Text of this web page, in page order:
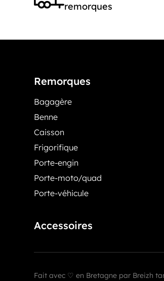
remorques
Remorques
Bagagère
Benne
Caisson
Frigorifique
Porte-engin
Porte-moto/quad
Porte-véhicule
Accessoires
Fait avec ♡ en Bretagne par Breizh